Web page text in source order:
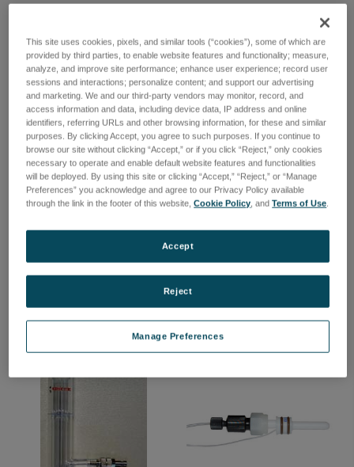
ログインして価格を確認する
ログインして価格を確認する
This site uses cookies, pixels, and similar tools (“cookies”), some of which are
provided by third parties, to enable website features and functionality; measure,
analyze, and improve site performance; enhance user experience; record user
sessions and interactions; personalize content; and support our advertising
and marketing. We and our third-party vendors may monitor, record, and
access information and data, including device data, IP address and online
identifiers, referring URLs and other browsing information, for these and similar
purposes. By clicking Accept, you agree to such purposes. If you continue to
browse our site without clicking “Accept,” or if you click “Reject,” only cookies
necessary to operate and enable default website features and functionalities
will be deployed. By using this site or clicking “Accept,” “Reject,” or “Manage
Preferences” you acknowledge and agree to our Privacy Policy available
through the link in the footer of this website,Cookie Policy, andTerms of Use.
Manage Preferences
Reject
Accept